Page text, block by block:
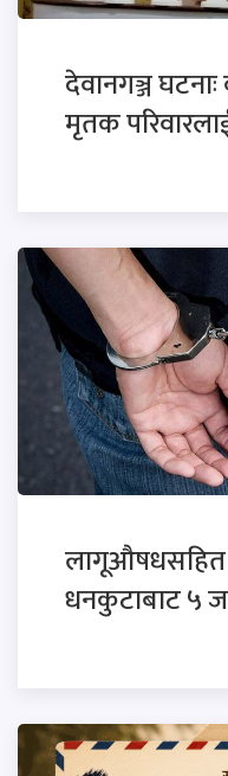
देवानगञ्ज
मृतक
लागूऔषधसहित
धनकुटाबाट ५